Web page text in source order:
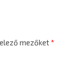
mezőket*